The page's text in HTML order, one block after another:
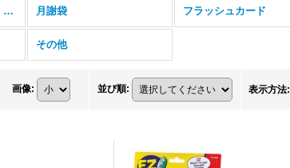
クラスルームアイテム・文房具 (全商品) 月謝袋 フラッシュカード
その他
画像: 並び順: 表示方法: